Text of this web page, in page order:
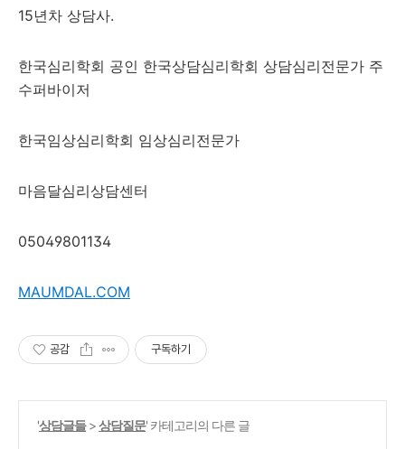
15년차 상담사.
한국심리학회 공인 한국상담심리학회 상담심리전문가 주
수퍼바이저
한국임상심리학회 임상심리전문가
마음달심리상담센터
05049801134
MAUMDAL.COM
공감 구독하기
'상담글들>상담질문' 카테고리의 다른 글